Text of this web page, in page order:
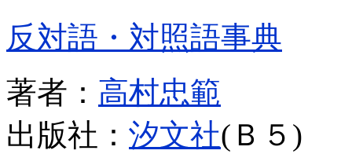
反対語・対照語事典
著者： 高村忠範
出版社： 汐文社(Ｂ５)